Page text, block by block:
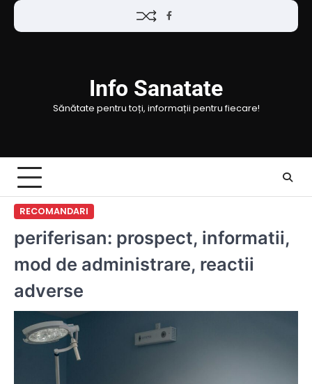
Skip
Facebook
Info Sanatate
Sănătate pentru toți, informații pentru fiecare!
RECOMANDARI
periferisan: prospect, informatii,
mod de administrare, reactii
adverse